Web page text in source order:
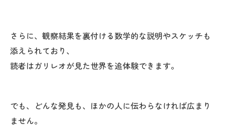
さらに、観察結果を裏付ける数学的な説明やスケッチも
添えられており、
読者はガリレオが見た世界を追体験できます。
でも、どんな発見も、ほかの人に伝わらなければ広まり
ません。